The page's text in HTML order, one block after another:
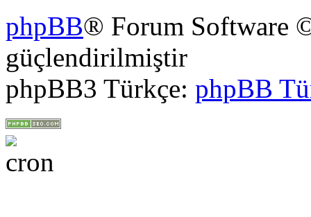
phpBB® Forum Software
güçlendirilmiştir
phpBB3 Türkçe: phpBB